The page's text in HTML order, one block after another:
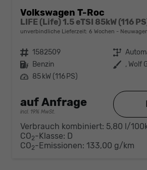
Volkswagen T-Roc
LIFE (Life) 1.5 eTSI 85kW (116
unverbindliche Lieferzeit: 6 Wochen
Fahrzeugnr. 1582509 Getriebe
Kraftstoff Benzin Außenfarbe , Wolf
Leistung 85 kW (116 PS)
auf Anfrage
incl. 19% MwSt.
Verbrauch kombiniert: 5,80 l/
CO2-Klasse: D
CO2-Emissionen: 133,00 g/km